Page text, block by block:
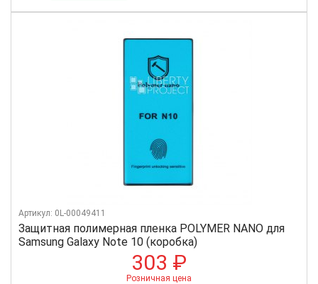
Защитная полимерная пленка POLYMER NANO для
Samsung Galaxy Note 10 (коробка)
Артикул: 0L-00049411
303 ₽
Розничная цена